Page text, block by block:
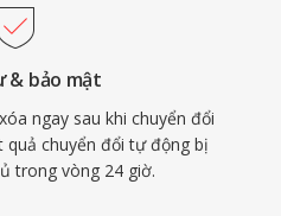
& bảo mật
ngay sau khi chuyển đổi
quả chuyển đổi tự động bị
trong vòng 24 giờ.